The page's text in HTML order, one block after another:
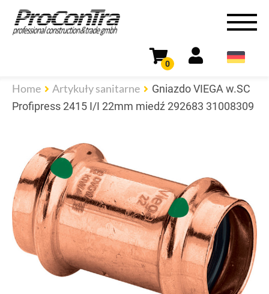
0
Home Artykuły sanitarne
Gniazdo VIEGA w.SC
Profipress 2415 I/I 22mm miedź 292683 31008309